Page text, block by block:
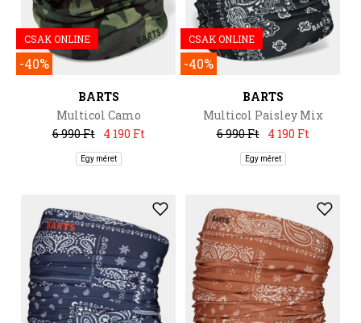
CSAK ONLINE
-40%
BARTS
Multicol Camo
6 990 Ft
4 190 Ft
Egy méret
CSAK ONLINE
-40%
BARTS
Multicol Paisley Mix
6 990 Ft
4 190 Ft
Egy méret